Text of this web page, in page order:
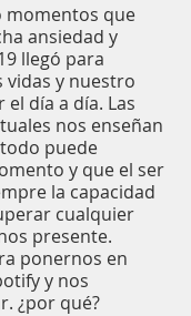
momentos que
ansiedad y
llegó para
vidas y nuestro
día a día. Las
nos enseñan
puede
y que el ser
la capacidad
cualquier
presente.
ponernos en
y nos
¿por qué?